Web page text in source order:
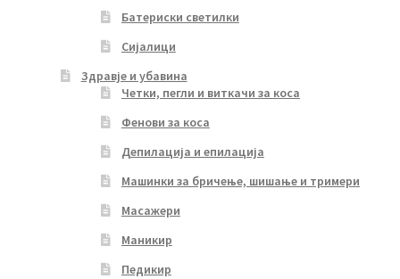
Батериски светилки
Сијалици
Здравје и убавина
Четки, пегли и виткачи за коса
Фенови за коса
Депилација и епилација
Машинки за бричење, шишање и тримери
Масажери
Маникир
Педикир